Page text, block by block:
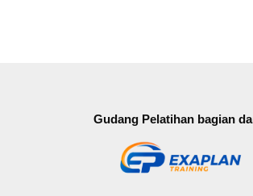
Gudang Pelatihan bagian